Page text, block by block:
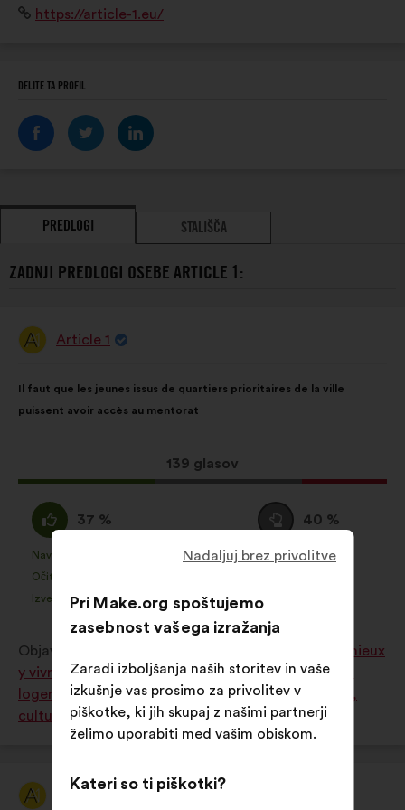
Présents sur l'ensemble du territoire français, y
Spletišče:
https://article-1.eu/
DELITE TA PROFIL
PREDLOGI STALIŠČA
ZADNJI PREDLOGI OSEBE ARTICLE 1:
Predlog:Article 1
predloga:
Il faut que les jeunes issus de quartiers prioritaires de la ville
puissent avoir accès au mentorat
Ta
predlog
zbral:
139 glasov
naslednjo
porazdelitvijo:
Za
:
37 %
naslednje
obrazložitve:
Navdušujoče
: 7
krat
Očitno
:krat
Izvedljivo
: 12
krat
Neopredeljen/-
a
:
40 %
Ta
je
prejel
obrazložitve:
Nimam mnenja
:krat
Vseeno mi je
:krat
Objavljeno v
Comment améliorer nos villes pour mieux
y vivre ensemble ? (solidarité, lien social, sécurité,
logement, transport accessibilité, environnement,
culture, sport)
Predlog:
Nadaljuj brez privolitve
Pri Make.org spoštujemo
zasebnost vašega izražanja
Zaradi izboljšanja naših storitev in vaše
izkušnje vas prosimo za privolitev v
piškotke, ki jih skupaj z našimi partnerji
želimo uporabiti med vašim obiskom.
Kateri so ti piškotki?